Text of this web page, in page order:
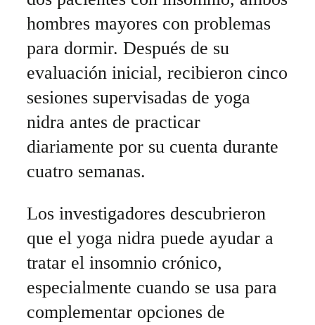
hombres mayores con problemas
para dormir. Después de su
evaluación inicial, recibieron cinco
sesiones supervisadas de yoga
nidra antes de practicar
diariamente por su cuenta durante
cuatro semanas.
Los investigadores descubrieron
que el yoga nidra puede ayudar a
tratar el insomnio crónico,
especialmente cuando se usa para
complementar opciones de